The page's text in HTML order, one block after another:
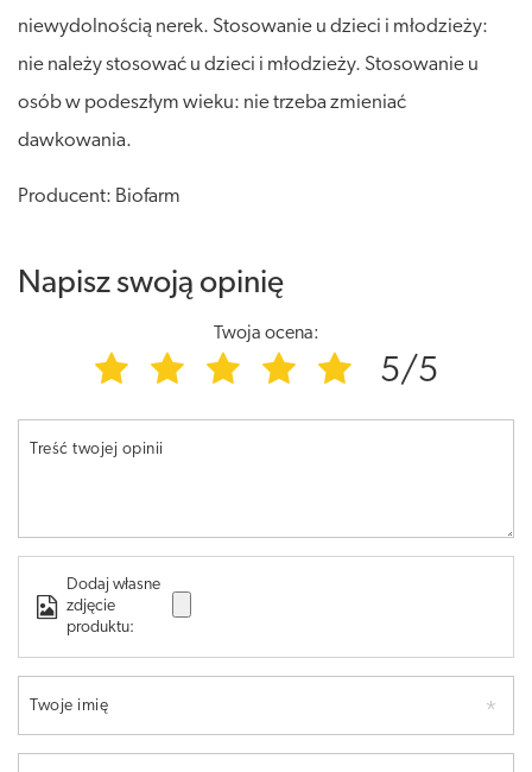
niewydolnością nerek. Stosowanie u dzieci i młodzieży:
nie należy stosować u dzieci i młodzieży. Stosowanie u
osób w podeszłym wieku: nie trzeba zmieniać
dawkowania.
Producent: Biofarm
Napisz swoją opinię
Twoja ocena:
5/5
Treść twojej opinii
Dodaj własne
zdjęcie
produktu:
Twoje imię